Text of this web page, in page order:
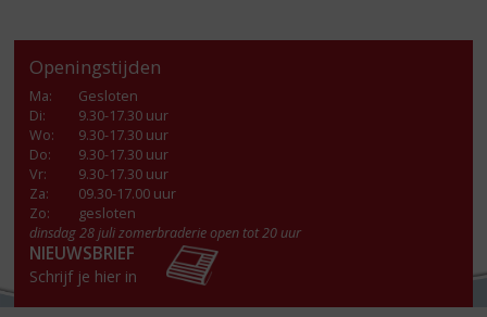
Openingstijden
Ma:
Gesloten
Di:
9.30-17.30 uur
Wo:
9.30-17.30 uur
Do:
9.30-17.30 uur
Vr:
9.30-17.30 uur
Za:
09.30-17.00 uur
Zo:
gesloten
dinsdag 28 juli zomerbraderie open tot 20 uur
NIEUWSBRIEF
Schrijf je hier in